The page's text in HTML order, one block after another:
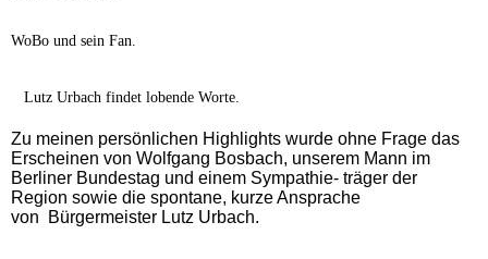
WoBo und sein Fan.
Lutz Urbach findet lobende Worte.
Zu meinen persönlichen Highlights wurde ohne Frage das
Erscheinen von Wolfgang Bosbach, unserem Mann im
Berliner Bundestag und einem Sympathie- träger der
Region sowie die spontane, kurze Ansprache
von Bürgermeister Lutz Urbach.